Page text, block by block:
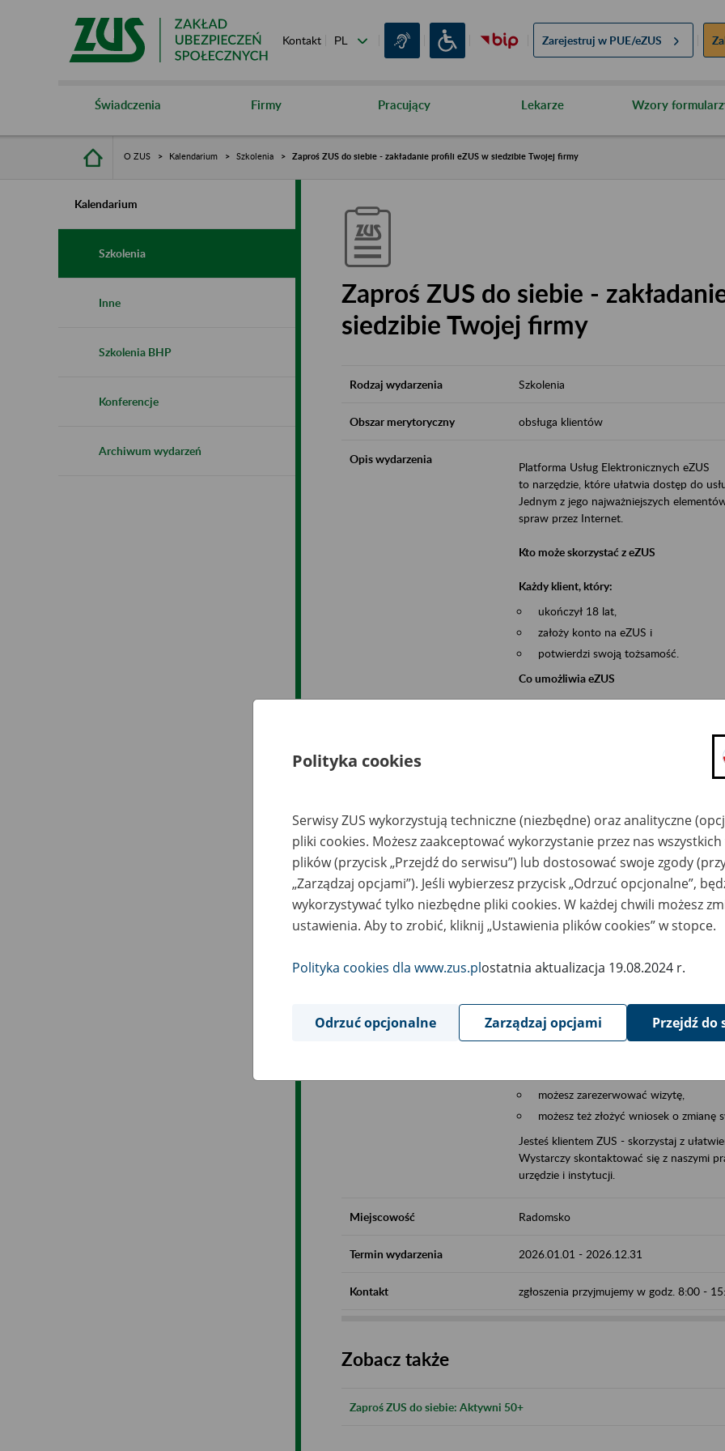
Kontakt Zarejestruj w PUE/eZUS
Świadczenia Firmy Pracujący Lekarze Wzory
O ZUS Kalendarium Szkolenia Zaproś ZUS do siebie - zakładanie profili eZUS w siedzibie Twojej firmy
Kalendarium
Szkolenia
Inne
Szkolenia BHP
Konferencje
Archiwum wydarzeń
Zaproś ZUS do siebie -
siedzibie Twojej firmy
Rodzaj wydarzenia Szkolenia
Obszar merytoryczny obsługa klientów
Opis wydarzenia
Platforma Usług Elektronicznych eZUS
to narzędzie, które ułatwia dostęp do
Jednym z jego najważniejszych
spraw przez Internet.
Kto może skorzystać z eZUS
Każdy klient, który:
ukończył 18 lat,
założy konto na eZUS i
potwierdzi swoją tożsamość.
Co umożliwia eZUS
wgląd do danych zgromadzonych w
składanie wniosków i otrzymywanie
zadawanie pytań i otrzymywanie
Jeśli jesteś osobą ubezpieczoną (np.
możesz sprawdzić swoje dane
masz dostęp do informacji o stanie
masz dostęp do informacji o
Jeśli jesteś płatnikiem składek (np.
możesz skorzystać z aplikacji
ubezpieczeń, wypełnisz i
ZUS,
możesz złożyć wniosek o wydanie
masz dostęp do zwolnień lekarskich
Jeśli jesteś świadczeniobiorcą
masz dostęp m.in. do formularza
do formularza PIT 40A, czyli
możesz zarezerwować wizytę,
możesz też złożyć wniosek o zmianę
Jesteś klientem ZUS - skorzystaj z
Wystarczy skontaktować się z naszymi
urzędzie i instytucji.
Miejscowość Radomsko
Termin wydarzenia 2026.01.01 - 2026.12.31
Kontakt zgłoszenia przyjmujemy w godz. 8:00 -
Zobacz także
Zaproś ZUS do siebie: Aktywni 50+
Polityka cookies
Serwisy ZUS wykorzystują techniczne (niezbędne) oraz analityczne
pliki cookies. Możesz zaakceptować wykorzystanie przez nas
plików (przycisk „Przejdź do serwisu”) lub dostosować swoje zgody
„Zarządzaj opcjami”). Jeśli wybierzesz przycisk „Odrzuć opcjonalne”,
wykorzystywać tylko niezbędne pliki cookies. W każdej chwili możesz
ustawienia. Aby to zrobić, kliknij „Ustawienia plików cookies” w stopce.
Polityka cookies dla www.zus.plostatnia aktualizacja 19.08.2024 r.
Odrzuć opcjonalne Zarządzaj opcjami Przejdź do